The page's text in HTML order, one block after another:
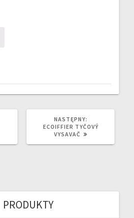
NASTĘPNY:
WPIS:
ECOIFFIER TYČOVÝ
VYSAVAČ
PRODUKTY